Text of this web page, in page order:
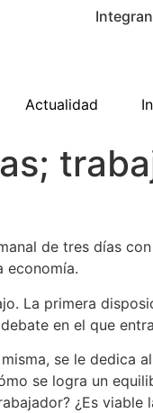
Actualidad
de tres días
economía.
La primera
en el que
se le dedica
se logra un
¿Es